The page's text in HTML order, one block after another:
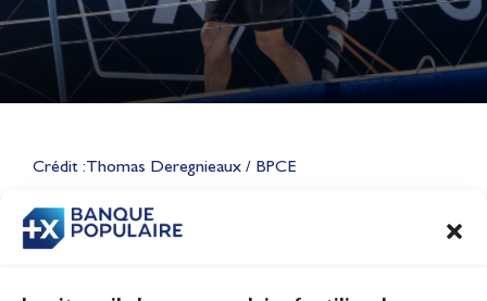
Crédit : Thomas Deregnieaux / BPCE
CONTENU
Lauriane Nolot en or à Long
Jeux Olympiques 2028